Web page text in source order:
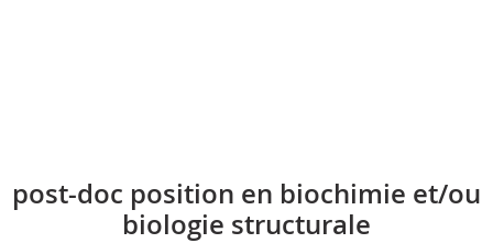
post-doc position en biochimie et/ou
biologie structurale